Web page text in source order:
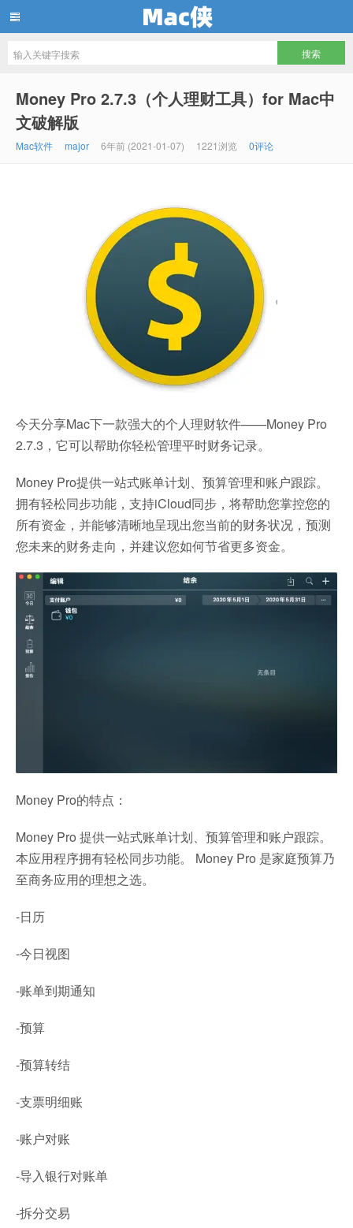
Money Pro 2.7.3（个人理财工具）for Mac中
文破解版
Mac软件 major 6年前 (2021-01-07) 1221浏览 0评论
今天分享Mac下一款强大的个人理财软件——Money Pro
2.7.3，它可以帮助你轻松管理平时财务记录。
Money Pro提供一站式账单计划、预算管理和账户跟踪。
拥有轻松同步功能，支持iCloud同步，将帮助您掌控您的
所有资金，并能够清晰地呈现出您当前的财务状况，预测
您未来的财务走向，并建议您如何节省更多资金。
Money Pro的特点：
Money Pro 提供一站式账单计划、预算管理和账户跟踪。
本应用程序拥有轻松同步功能。 Money Pro 是家庭预算乃
至商务应用的理想之选。
-日历
-今日视图
-账单到期通知
-预算
-预算转结
-支票明细账
-账户对账
-导入银行对账单
-拆分交易